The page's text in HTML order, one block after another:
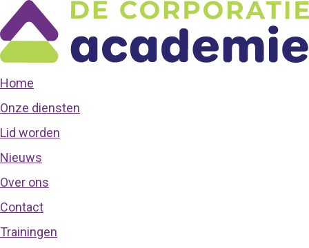
Home
Onze diensten
Lid worden
Nieuws
Over ons
Contact
Trainingen